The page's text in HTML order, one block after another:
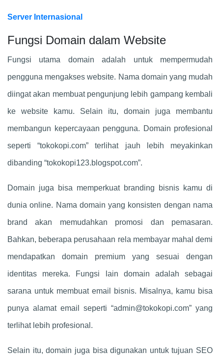
Server Internasional
Fungsi Domain dalam Website
Fungsi utama domain adalah untuk mempermudah
pengguna mengakses website. Nama domain yang mudah
diingat akan membuat pengunjung lebih gampang kembali
ke website kamu. Selain itu, domain juga membantu
membangun kepercayaan pengguna. Domain profesional
seperti “tokokopi.com” terlihat jauh lebih meyakinkan
dibanding “tokokopi123.blogspot.com”.
Domain juga bisa memperkuat branding bisnis kamu di
dunia online. Nama domain yang konsisten dengan nama
brand akan memudahkan promosi dan pemasaran.
Bahkan, beberapa perusahaan rela membayar mahal demi
mendapatkan domain premium yang sesuai dengan
identitas mereka. Fungsi lain domain adalah sebagai
sarana untuk membuat email bisnis. Misalnya, kamu bisa
punya alamat email seperti “admin@tokokopi.com” yang
terlihat lebih profesional.
Selain itu, domain juga bisa digunakan untuk tujuan SEO